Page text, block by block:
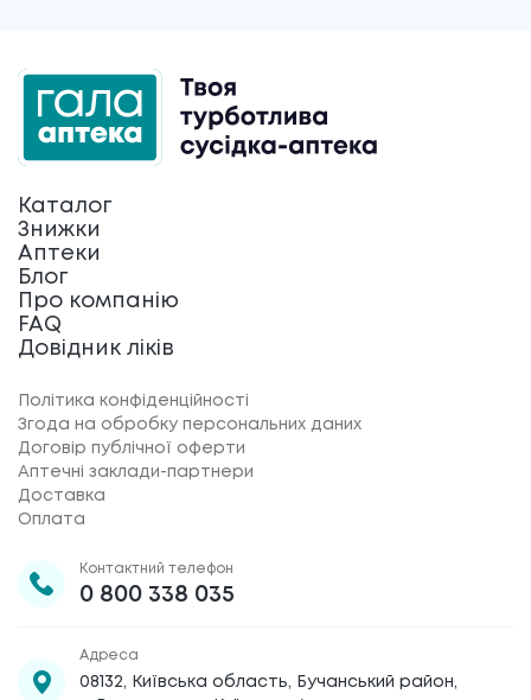
Каталог
Знижки
Аптеки
Блог
Про компанію
FAQ
Довідник ліків
Політика конфіденційності
Згода на обробку персональних даних
Договір публічної оферти
Аптечні заклади-партнери
Доставка
Оплата
Контактний телефон
0 800 338 035
Адреса
08132, Київська область, Бучанський район,